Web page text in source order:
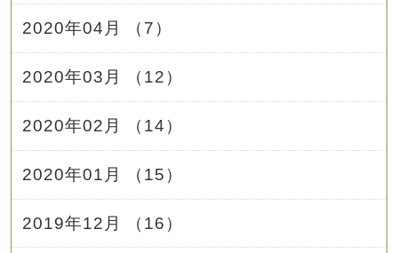
2020年04月 （7）
2020年03月 （12）
2020年02月 （14）
2020年01月 （15）
2019年12月 （16）